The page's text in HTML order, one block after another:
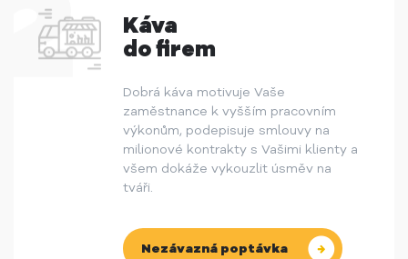
Káva
do firem
Dobrá káva motivuje Vaše
zaměstnance k vyšším pracovním
výkonům, podepisuje smlouvy na
milionové kontrakty s Vašimi klienty a
všem dokáže vykouzlit úsměv na
tváři.
Nezávazná poptávka